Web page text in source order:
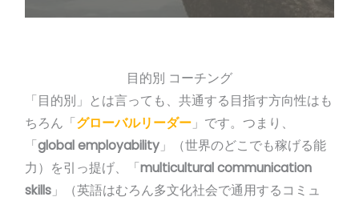
目的別 コーチング
「目的別」とは言っても、共通する目指す方向性はも
ちろん「グローバルリーダー 」です。つまり、
「global employability 」（世界のどこでも稼げる能
力）を引っ提げ、「multicultural communication
skills 」（英語はむろん多文化社会で通用するコミュ